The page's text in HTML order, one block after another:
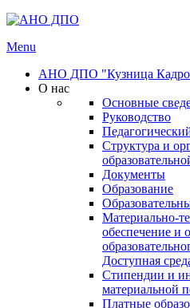
Menu
АНО ДПО "Кузница
О нас
Основные
Руководство
Структура и
Документы
Образование
Материально-
обеспечение и
Доступная
Стипендии и
материальной
Платные